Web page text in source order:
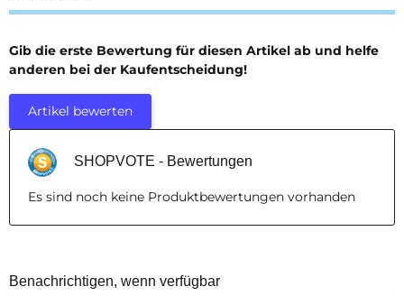
Gib die erste Bewertung für diesen Artikel ab und helfe
anderen bei der Kaufentscheidung!
Artikel bewerten
SHOPVOTE - Bewertungen
Es sind noch keine Produktbewertungen vorhanden
Benachrichtigen, wenn verfügbar